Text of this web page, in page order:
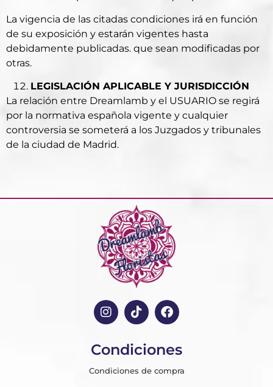
La vigencia de las citadas condiciones irá en función
de su exposición y estarán vigentes hasta
debidamente publicadas. que sean modificadas por
otras.
LEGISLACIÓN APLICABLE Y JURISDICCIÓN
La relación entre Dreamlamb y el USUARIO se regirá
por la normativa española vigente y cualquier
controversia se someterá a los Juzgados y tribunales
de la ciudad de Madrid.
Condiciones
Condiciones de compra